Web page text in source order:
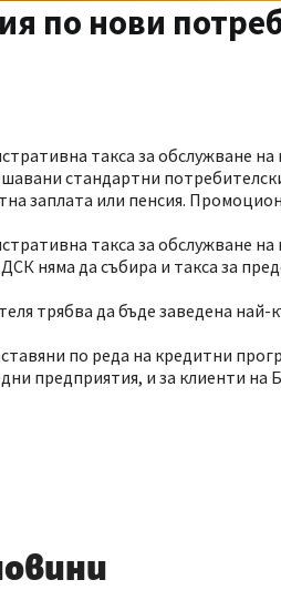
по нови
такса за обслужване на
стандартни
заплата или пенсия.
такса за обслужване
няма да събира и такса за
трябва да бъде заведена най-
по реда на кредитни
предприятия, и за клиенти на